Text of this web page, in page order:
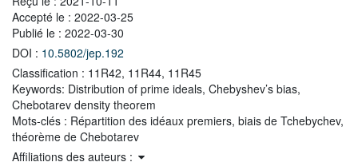
Accepté le : 2022-03-25
Publié le : 2022-03-30
DOI : 10.5802/jep.192
Classification : 11R42, 11R44, 11R45
Keywords: Distribution of prime ideals, Chebyshev’s bias,
Chebotarev density theorem
Mots-clés : Répartition des idéaux premiers, biais de Tchebychev,
théorème de Chebotarev
Affiliations des auteurs :